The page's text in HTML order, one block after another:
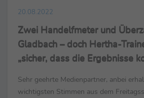
20.08.2022
Zwei Handelfmeter und
Gladbach – doch Hertha-
„sicher, dass die Ergebnisse
Sehr geehrte Medienpartner, anbei
wichtigsten Stimmen aus dem